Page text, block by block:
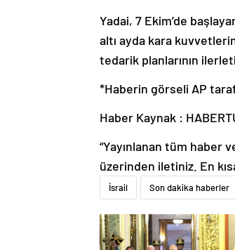
Yadai, 7 Ekim’de
altı ayda kara
tedarik planlarının
*Haberin görseli AP
Haber Kaynak :
“Yayınlanan tüm haber
üzerinden iletiniz. En
İsrail Son dakika haberler